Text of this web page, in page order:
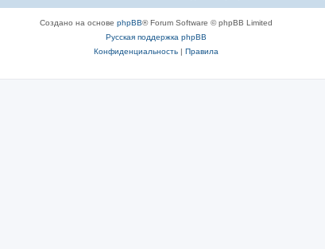
Создано на основе phpBB® Forum Software © phpBB Limited
Русская поддержка phpBB
Конфиденциальность| Правила